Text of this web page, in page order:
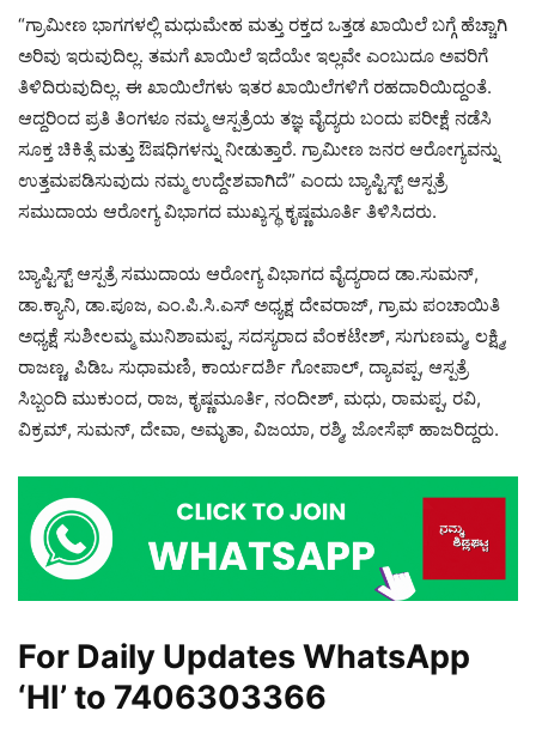
“ಗ್ರಾಮೀಣ ಭಾಗಗಳಲ್ಲಿ ಮಧುಮೇಹ ಮತ್ತು ರಕ್ತದ ಒತ್ತಡ ಖಾಯಿಲೆ ಬಗ್ಗೆ ಹೆಚ್ಚಾಗಿ
ಅರಿವು ಇರುವುದಿಲ್ಲ. ತಮಗೆ ಖಾಯಿಲೆ ಇದೆಯೇ ಇಲ್ಲವೇ ಎಂಬುದೂ ಅವರಿಗೆ
ತಿಳಿದಿರುವುದಿಲ್ಲ. ಈ ಖಾಯಿಲೆಗಳು ಇತರ ಖಾಯಿಲೆಗಳಿಗೆ ರಹದಾರಿಯಿದ್ದಂತೆ.
ಆದ್ದರಿಂದ ಪ್ರತಿ ತಿಂಗಳೂ ನಮ್ಮ ಆಸ್ಪತ್ರೆಯ ತಜ್ಞ ವೈದ್ಯರು ಬಂದು ಪರೀಕ್ಷೆ ನಡೆಸಿ
ಸೂಕ್ತ ಚಿಕಿತ್ಸೆ ಮತ್ತು ಔಷಧಿಗಳನ್ನು ನೀಡುತ್ತಾರೆ. ಗ್ರಾಮೀಣ ಜನರ ಆರೋಗ್ಯವನ್ನು
ಉತ್ತಮಪಡಿಸುವುದು ನಮ್ಮ ಉದ್ದೇಶವಾಗಿದೆ” ಎಂದು ಬ್ಯಾಪ್ಟಿಸ್ಟ್ ಆಸ್ಪತ್ರೆ
ಸಮುದಾಯ ಆರೋಗ್ಯ ವಿಭಾಗದ ಮುಖ್ಯಸ್ಥ ಕೃಷ್ಣಮೂರ್ತಿ ತಿಳಿಸಿದರು.
ಬ್ಯಾಪ್ಟಿಸ್ಟ್ ಆಸ್ಪತ್ರೆ ಸಮುದಾಯ ಆರೋಗ್ಯ ವಿಭಾಗದ ವೈದ್ಯರಾದ ಡಾ.ಸುಮನ್,
ಡಾ.ಕ್ಯಾನಿ, ಡಾ.ಪೂಜ, ಎಂ.ಪಿ.ಸಿ.ಎಸ್ ಅಧ್ಯಕ್ಷ ದೇವರಾಜ್, ಗ್ರಾಮ ಪಂಚಾಯಿತಿ
ಅಧ್ಯಕ್ಷೆ ಸುಶೀಲಮ್ಮ ಮುನಿಶಾಮಪ್ಪ, ಸದಸ್ಯರಾದ ವೆಂಕಟೇಶ್, ಸುಗುಣಮ್ಮ, ಲಕ್ಷ್ಮಿ,
ರಾಜಣ್ಣ, ಪಿಡಿಒ ಸುಧಾಮಣಿ, ಕಾರ್ಯದರ್ಶಿ ಗೋಪಾಲ್, ದ್ಯಾವಪ್ಪ, ಆಸ್ಪತ್ರೆ
ಸಿಬ್ಬಂದಿ ಮುಕುಂದ, ರಾಜ, ಕೃಷ್ಣಮೂರ್ತಿ, ನಂದೀಶ್, ಮಧು, ರಾಮಪ್ಪ, ರವಿ,
ವಿಕ್ರಮ್, ಸುಮನ್, ದೇವಾ, ಅಮೃತಾ, ವಿಜಯಾ, ರಶ್ಮಿ, ಜೋಸೆಫ್ ಹಾಜರಿದ್ದರು.
For Daily Updates WhatsApp
‘HI’ to 7406303366